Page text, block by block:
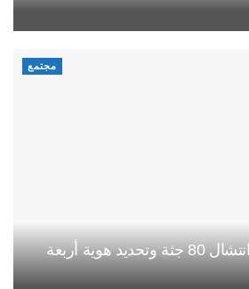
مجتمع
سلطات سبتة تعلن انتشال 80 جثة وتحديد هوية أربعة